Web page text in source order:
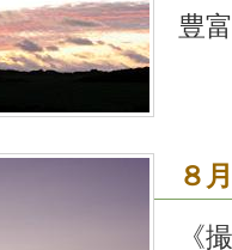
豊
８
《